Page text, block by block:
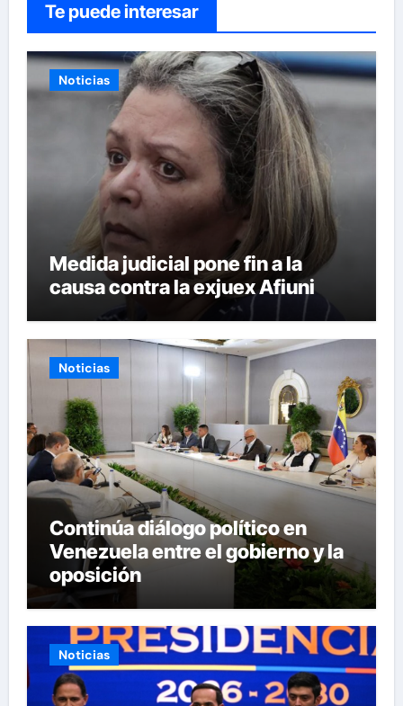
Te puede interesar
Noticias
Medida judicial pone fin a la
causa contra la exjuex Afiuni
Noticias
Continúa diálogo político en
Venezuela entre el gobierno y la
oposición
Noticias